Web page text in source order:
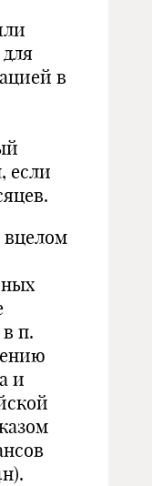
в
если
вцелом
п.
и